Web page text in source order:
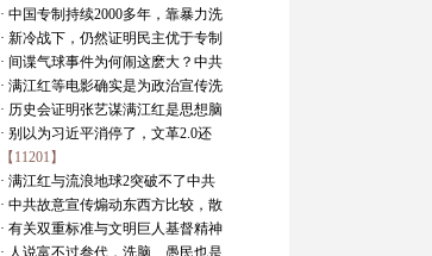
· 中国专制持续2000多年，靠暴力洗
· 新冷战下，仍然证明民主优于专制
· 间谍气球事件为何闹这麽大？中共
· 满江红等电影确实是为政治宣传洗
· 历史会证明张艺谋满江红是思想脑
· 别以为习近平消停了，文革2.0还
【11201】
· 满江红与流浪地球2突破不了中共
· 中共故意宣传煽动东西方比较，散
· 有关双重标准与文明巨人基督精神
· 人说富不过叁代，洗脑、愚民也是